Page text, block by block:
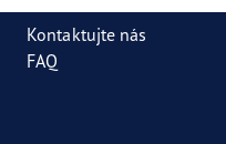
Kontaktujte nás
FAQ